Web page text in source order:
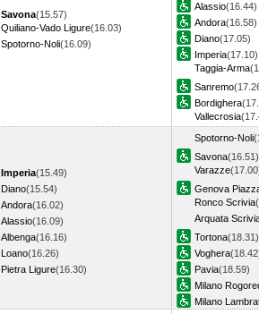
Savona(15.57)
Quiliano-Vado Ligure(16.03)
Spotorno-Noli(16.09)
Alassio(16.44)
Andora(16.58)
Diano(17.05)
Imperia(17.10)
Taggia-Arma
Sanremo
Bordighera
Vallecrosia
Imperia(15.49)
Diano(15.54)
Andora(16.02)
Alassio(16.09)
Albenga(16.16)
Loano(16.26)
Pietra Ligure(16.30)
Spotorno-Noli
Savona(16.51)
Varazze
Genova
Ronco Scrivia
Arquata
Tortona(18.31)
Voghera
Pavia(18.59)
Milano
Milano